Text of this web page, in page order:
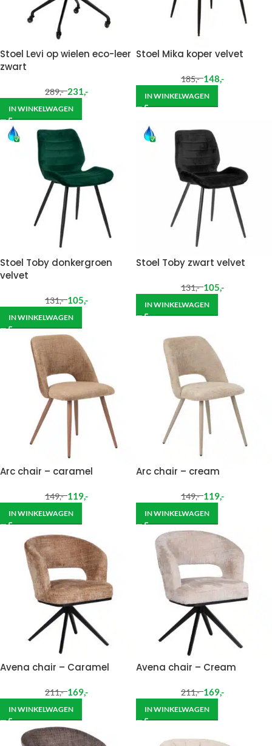
Stoel Levi op wielen eco-leer
zwart
289,- 231,-
IN WINKELWAGEN
Stoel Mika koper velvet
185,- 148,-
IN WINKELWAGEN
Stoel Toby donkergroen
velvet
131,- 105,-
IN WINKELWAGEN
Stoel Toby zwart velvet
131,- 105,-
IN WINKELWAGEN
Arc chair – caramel
149,- 119,-
IN WINKELWAGEN
Arc chair – cream
149,- 119,-
IN WINKELWAGEN
Avena chair – Caramel
211,- 169,-
IN WINKELWAGEN
Avena chair – Cream
211,- 169,-
IN WINKELWAGEN